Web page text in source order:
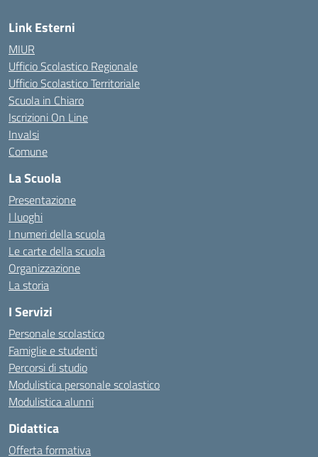
Link Esterni
MIUR
Ufficio Scolastico Regionale
Ufficio Scolastico Territoriale
Scuola in Chiaro
Iscrizioni On Line
Invalsi
Comune
La Scuola
Presentazione
I luoghi
I numeri della scuola
Le carte della scuola
Organizzazione
La storia
I Servizi
Personale scolastico
Famiglie e studenti
Percorsi di studio
Modulistica personale scolastico
Modulistica alunni
Didattica
Offerta formativa